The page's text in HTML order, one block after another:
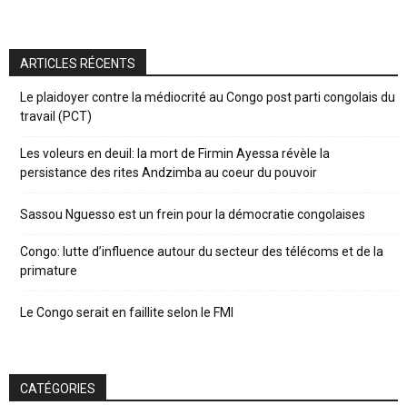
ARTICLES RÉCENTS
Le plaidoyer contre la médiocrité au Congo post parti congolais du
travail (PCT)
Les voleurs en deuil: la mort de Firmin Ayessa révèle la
persistance des rites Andzimba au coeur du pouvoir
Sassou Nguesso est un frein pour la démocratie congolaises
Congo: lutte d’influence autour du secteur des télécoms et de la
primature
Le Congo serait en faillite selon le FMI
CATÉGORIES